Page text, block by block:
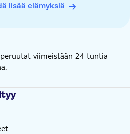
lisää elämyksiä
viimeistään 24 tuntia